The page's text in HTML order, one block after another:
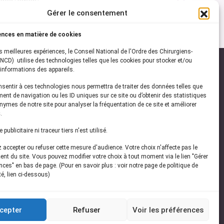
Gérer le consentement
en matière de cookies
meilleures expériences, le Conseil National de l'Ordre des Chirurgiens-
utilise des technologies telles que les cookies pour stocker et/ou
des appareils.
à ces technologies nous permettra de traiter des données telles que
de navigation ou les ID uniques sur ce site ou d’obtenir des statistiques
de notre site pour analyser la fréquentation de ce site et améliorer
publicitaire ni traceur tiers n'est utilisé.
accepter ou refuser cette mesure d'audience. Votre choix n'affecte pas le
du site. Vous pouvez modifier votre choix à tout moment via le lien "Gérer
en bas de page. (Pour en savoir plus : voir notre page de politique de
lien ci-dessous)
Refuser Voir les préférences
vous à notrenewsletter
les dernières actualités de l'ONCD